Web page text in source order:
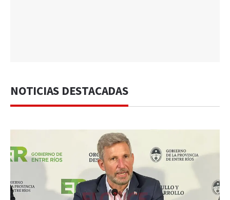
NOTICIAS DESTACADAS